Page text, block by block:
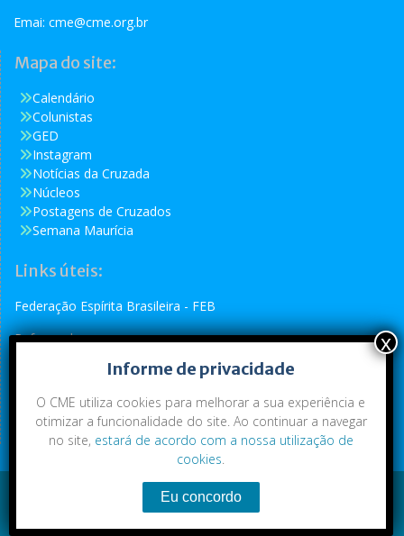
Emai: cme@cme.org.br
Mapa do site:
Calendário
Colunistas
GED
Instagram
Notícias da Cruzada
Núcleos
Postagens de Cruzados
Semana Maurícia
Links úteis:
Federação Espírita Brasileira - FEB
Reformador
Conselho Espírita Internacional - CEI
Conteúdo exclusivo da CME. Todos os direitos reservados.
Informe de privacidade
O CME utiliza cookies para melhorar a sua experiência e
otimizar a funcionalidade do site. Ao continuar a navegar
no site, estará de acordo com a nossa utilização de
cookies.